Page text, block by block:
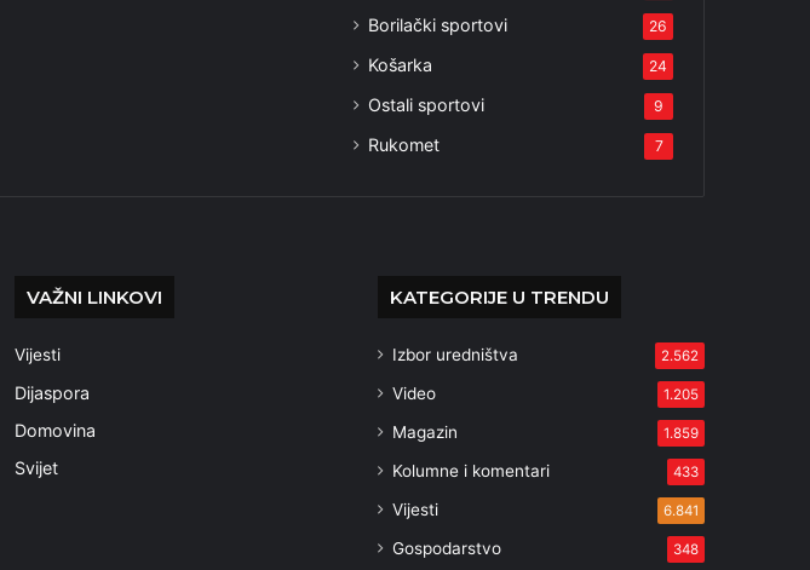
Borilački sportovi 26
Košarka 24
Ostali sportovi 9
Rukomet 7
VAŽNI LINKOVI
Vijesti
Dijaspora
Domovina
Svijet
KATEGORIJE U TRENDU
Izbor uredništva 2.562
Video 1.205
Magazin 1.859
Kolumne i komentari 433
Vijesti 6.841
Gospodarstvo 348